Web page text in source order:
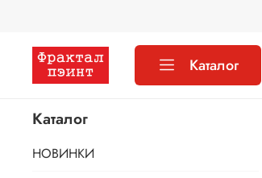
Каталог
Каталог
НОВИНКИ